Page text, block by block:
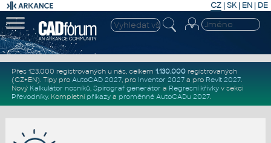
CZ | SK| EN | DE
Přes 123.000 registrovaných u nás, celkem 1.130.000registrovaných
(CZ+EN). Tipy pro AutoCAD 2027, pro Inventor 2027a pro Revit 2027.
Nový Kalkulátor nosníků, Spirograf generátor a Regresní křivkyv sekci
Převodníky. Kompletní příkazya proměnné AutoCADu 2027.